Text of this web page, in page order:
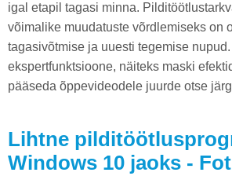
igal etapil tagasi minna.
võimalike muudatuste võrdlemiseks on
tagasivõtmise ja uuesti tegemise
ekspertfunktsioone, näiteks maski
pääseda õppevideodele juurde otse
Lihtne
Windows 10 jaoks -